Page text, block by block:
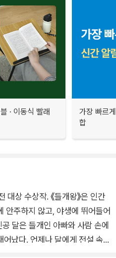
· 이동식 빨래
가장 빠르
합
대상 수상작. 《들개왕》은 인간
안주하지 않고, 야생에 뛰어들어
달은 들개인 아빠와 사람 손에
났다. 언제나 달에게 전설 속